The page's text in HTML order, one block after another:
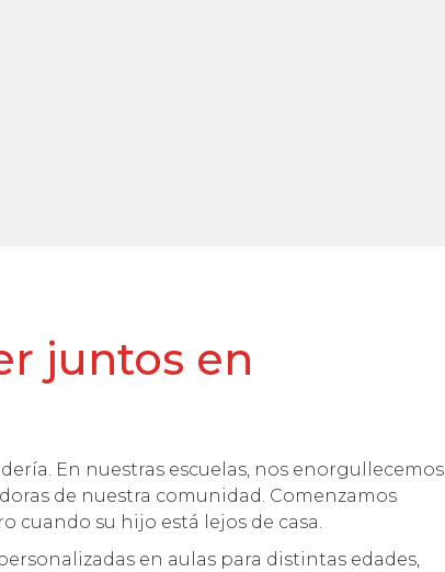
juntos en
En nuestras escuelas, nos enorgullecemos
de nuestra comunidad. Comenzamos
cuando su hijo está lejos de casa.
en aulas para distintas edades,